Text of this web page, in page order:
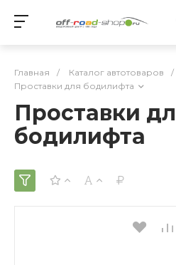
Главная / Каталог автотоваров /
Проставки для бодилифта
Проставки
бодилифта